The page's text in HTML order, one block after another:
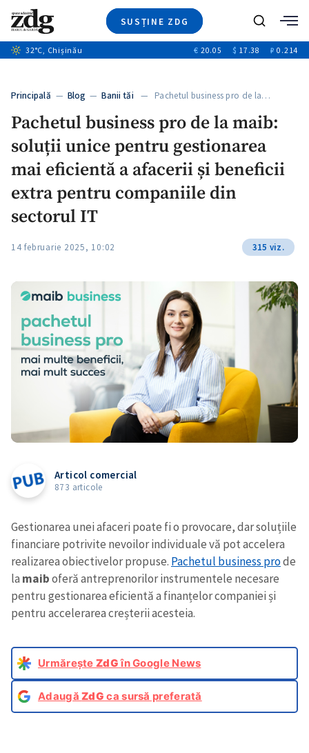
SUSȚINE ZDG
Ştiri
+12
Video
Special
Blog
ZdGust
Caută
32°C, Chișinău € 20.05 $ 17.38 ₽ 0.214
Principală — Blog —Banii tăi — Pachetul business pro de la…
Pachetul business pro de la maib:
soluții unice pentru gestionarea
mai eficientă a afacerii și beneficii
extra pentru companiile din
sectorul IT
14 februarie 2025, 10:02 315 viz.
Articol comercial
873 articole
Gestionarea unei afaceri poate fi o provocare, dar soluțiile
financiare potrivite nevoilor individuale vă pot accelera
realizarea obiectivelor propuse. Pachetul business prode
la maiboferă antreprenorilor instrumentele necesare
pentru gestionarea eficientă a finanțelor companiei și
pentru accelerarea creșterii acesteia.
Urmărește ZdGîn Google News
AdaugăZdG ca sursă preferată